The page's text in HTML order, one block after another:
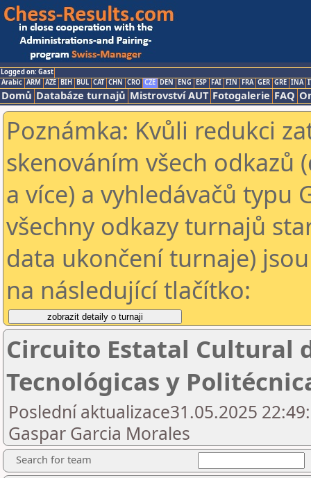
Logged on: Gast
Arabic ARM AZE BIH BUL CAT CHN CRO CZE DEN ENG ESP FAI FIN FRA GER GRE INA
Domů Databáze turnajů Mistrovství AUT Fotogalerie FAQ
Poznámka: Kvůli redukci
skenováním všech odkazů
a více) a vyhledávačů typu
všechny odkazy turnajů
data ukončení turnaje)
na následující tlačítko:
Circuito Estatal Cultural
Tecnológicas y
Poslední aktualizace31.05.2025
Gaspar Garcia Morales
Search for team